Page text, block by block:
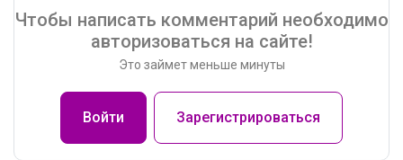
Чтобы написать комментарий необходимо
авторизоваться на сайте!
Это займет меньше минуты
Войти Зарегистрироваться